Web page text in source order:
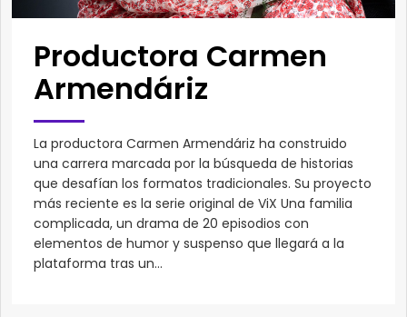
Productora Carmen
Armendáriz
La productora Carmen Armendáriz ha construido
una carrera marcada por la búsqueda de historias
que desafían los formatos tradicionales. Su proyecto
más reciente es la serie original de ViX Una familia
complicada, un drama de 20 episodios con
elementos de humor y suspenso que llegará a la
plataforma tras un...